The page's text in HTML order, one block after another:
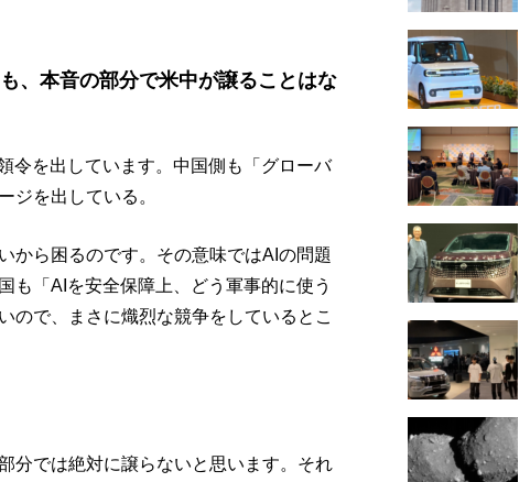
、本音の部分で米中が譲ることはな
令を出しています。中国側も「グローバ
ジを出している。
から困るのです。その意味ではAIの問題
も「AIを安全保障上、どう軍事的に使う
ので、まさに熾烈な競争をしているとこ
分では絶対に譲らないと思います。それ